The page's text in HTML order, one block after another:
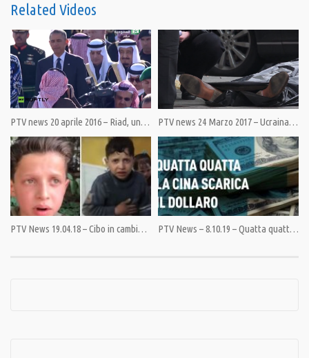
Category:News , PrimoPiano
Tags:Ghiacciaio,Issyk-Kul,Kirghizistan,lago,Oro
Related Videos
PTV news 20 aprile 2016 – Riad, un alleato pericoloso (già l’11 settembre) PTV news 24 Marzo 2017 – Ucraina: Un altro assassinio ‘false flag’
PTV News 19.04.18 – Cibo in cambio di riprese: così vanno in scena gli “attacchi chimici” dei Caschi Bianchi PTV News – 8.10.19 – Quatta quatta la Cina scarica il dollaro